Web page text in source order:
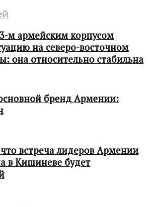
м армейским корпусом
на северо-восточном
она относительно стабильна
бренд Армении:
встреча лидеров Армении
в Кишиневе будет